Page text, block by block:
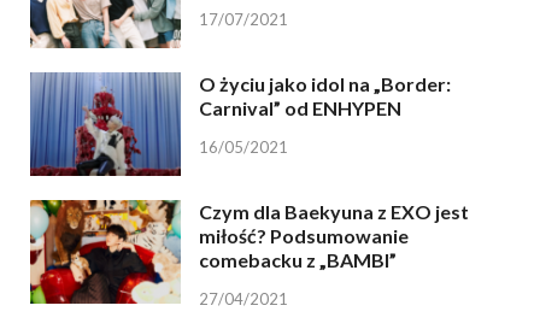
17/07/2021
O życiu jako idol na „Border:
Carnival” od ENHYPEN
16/05/2021
Czym dla Baekyuna z EXO jest
miłość? Podsumowanie
comebacku z „BAMBI”
27/04/2021